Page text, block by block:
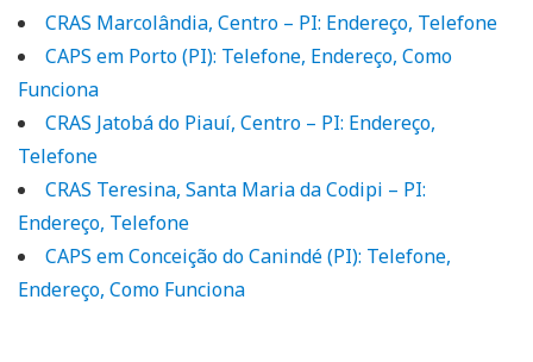
CRAS Marcolândia, Centro – PI: Endereço, Telefone
CAPS em Porto (PI): Telefone, Endereço, Como
Funciona
CRAS Jatobá do Piauí, Centro – PI: Endereço,
Telefone
CRAS Teresina, Santa Maria da Codipi – PI:
Endereço, Telefone
CAPS em Conceição do Canindé (PI): Telefone,
Endereço, Como Funciona